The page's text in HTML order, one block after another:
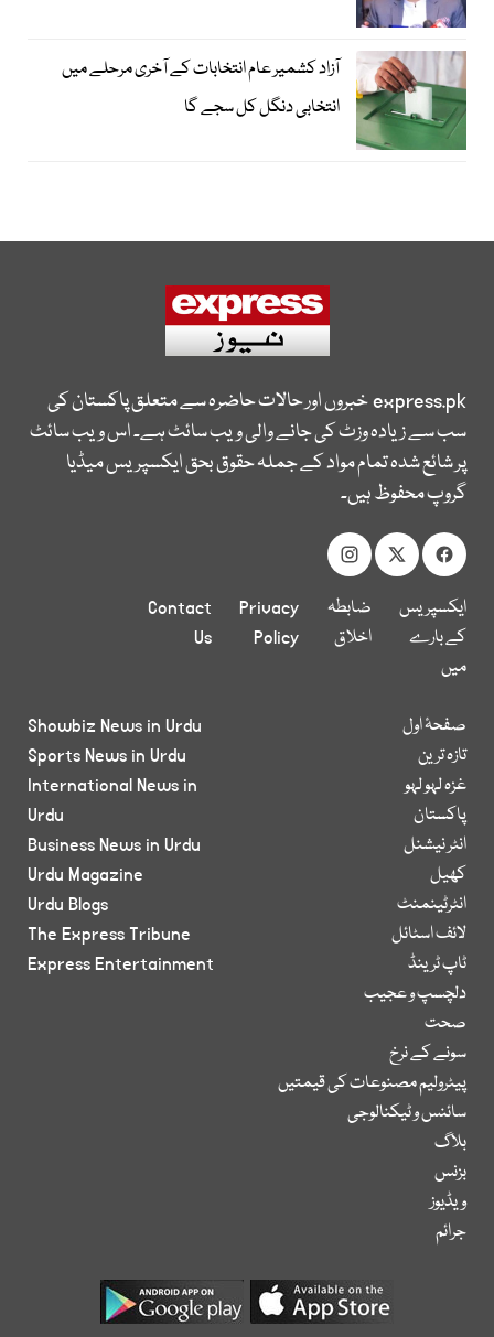
آزاد کشمیر عام انتخابات کے آخری مرحلے میں
انتخابی دنگل کل سجے گا
express.pkخبروں اور حالات حاضرہ سے متعلق پاکستان کی
سب سے زیادہ وزٹ کی جانے والی ویب سائٹ ہے۔ اس ویب سائٹ
پر شائع شدہ تمام مواد کے جملہ حقوق بحق ایکسپریس میڈیا
گروپ محفوظ ہیں۔
ایکسپریس
کے بارے
میں
ضابطہ
اخلاق
Privacy
Policy
Contact
Us
صفحۂ اول
تازہ ترین
غزہ لہو لہو
پاکستان
انٹر نیشنل
کھیل
انٹرٹینمنٹ
لائف اسٹائل
ٹاپ ٹرینڈ
دلچسپ و عجیب
صحت
سونے کے نرخ
پیٹرولیم مصنوعات کی قیمتیں
سائنس و ٹیکنالوجی
بلاگ
بزنس
ویڈیوز
جرائم
Showbiz News in Urdu
Sports News in Urdu
International News in
Urdu
Business News in Urdu
Urdu Magazine
Urdu Blogs
The Express Tribune
Express Entertainment